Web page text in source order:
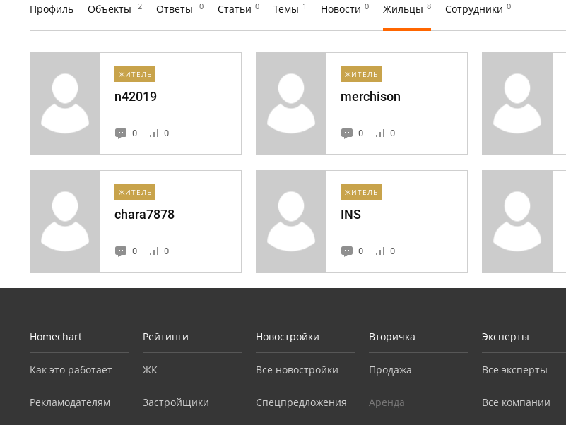
Профиль Объекты 2 Ответы 0 Статьи 0 Темы 1 Новости 0 Жильцы 8 Сотрудники 0
ЖИТЕЛЬ
n42019
0 0
ЖИТЕЛЬ
merchison
0 0
ЖИТЕЛЬ
chara7878
0 0
ЖИТЕЛЬ
INS
0 0
Homechart
Как это работает
Рекламодателям
Рейтинги
ЖК
Застройщики
Новостройки
Все новостройки
Спецпредложения
Вторичка
Продажа
Аренда
Эксперты
Все эксперты
Все компании